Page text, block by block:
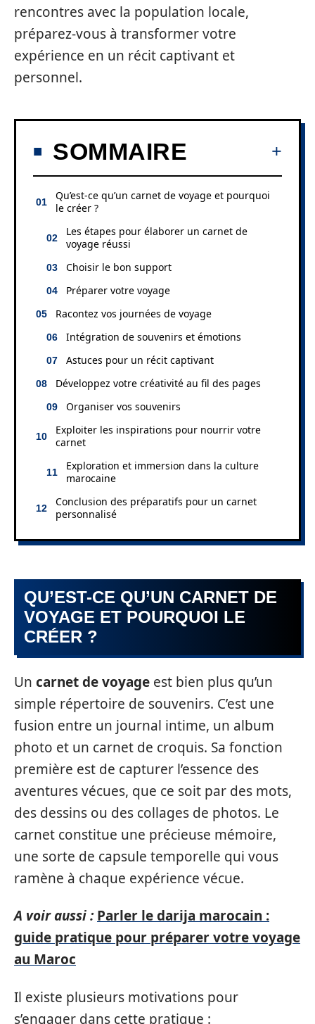
rencontres avec la population locale,
préparez-vous à transformer votre
expérience en un récit captivant et
personnel.
SOMMAIRE
Qu’est-ce qu’un carnet de voyage et pourquoi
le créer ?
Les étapes pour élaborer un carnet de
voyage réussi
Choisir le bon support
Préparer votre voyage
Racontez vos journées de voyage
Intégration de souvenirs et émotions
Astuces pour un récit captivant
Développez votre créativité au fil des pages
Organiser vos souvenirs
Exploiter les inspirations pour nourrir votre
carnet
Exploration et immersion dans la culture
marocaine
Conclusion des préparatifs pour un carnet
personnalisé
QU’EST-CE QU’UN CARNET DE
VOYAGE ET POURQUOI LE
CRÉER ?
Un carnet de voyage est bien plus qu’un
simple répertoire de souvenirs. C’est une
fusion entre un journal intime, un album
photo et un carnet de croquis. Sa fonction
première est de capturer l’essence des
aventures vécues, que ce soit par des mots,
des dessins ou des collages de photos. Le
carnet constitue une précieuse mémoire,
une sorte de capsule temporelle qui vous
ramène à chaque expérience vécue.
A voir aussi : Parler le darija marocain :
guide pratique pour préparer votre voyage
au Maroc
Il existe plusieurs motivations pour
s’engager dans cette pratique :